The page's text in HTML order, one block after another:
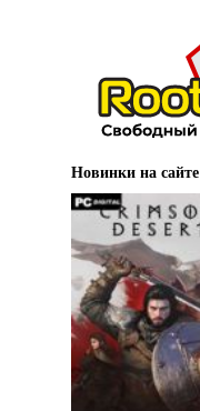
Новинки на сайте